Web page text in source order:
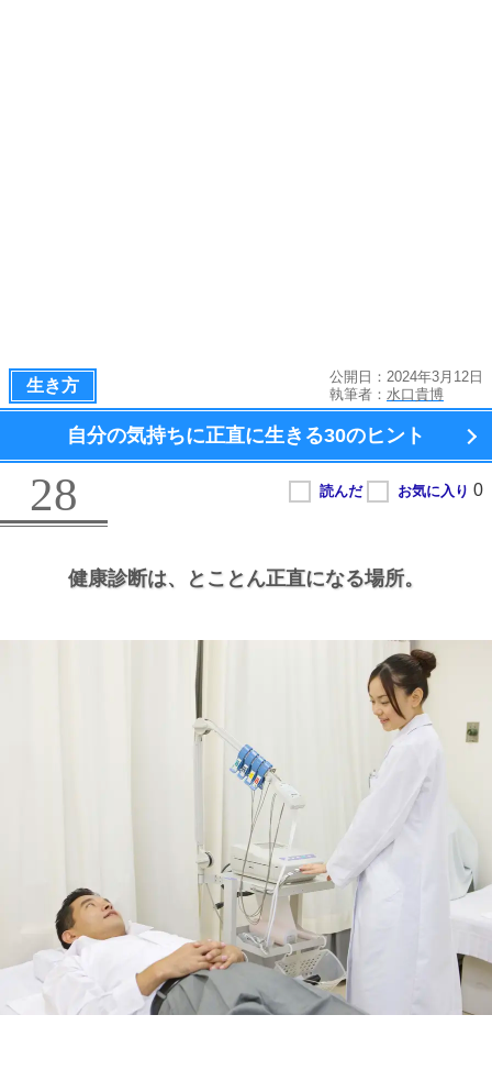
生き方
公開日：2024年3月12日
執筆者： 水口貴博
自分の気持ちに正直に生きる30のヒント
28
健康診断は、 とことん正直になる場所。